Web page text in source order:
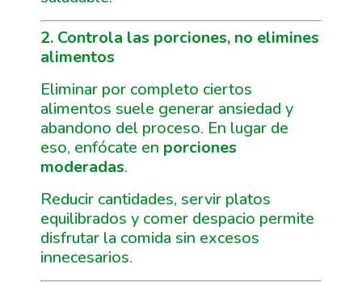
2. Controla las porciones, no elimines
alimentos
Eliminar por completo ciertos
alimentos suele generar ansiedad y
abandono del proceso. En lugar de
eso, enfócate en porciones
moderadas.
Reducir cantidades, servir platos
equilibrados y comer despacio permite
disfrutar la comida sin excesos
innecesarios.